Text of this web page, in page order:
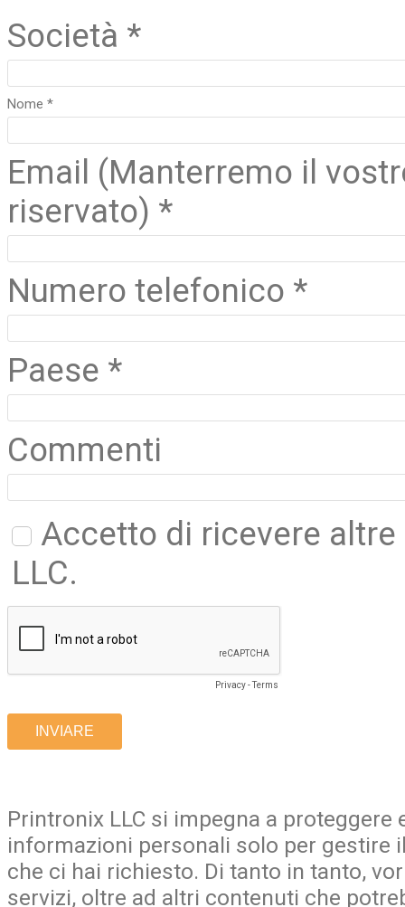
Società *
Nome *
Email (Manterremo il
riservato) *
Numero telefonico *
Paese *
Commenti
Accetto di ricevere
LLC.
Privacy-Terms
Printronix LLC si impegna a
informazioni personali solo per gestire
che ci hai richiesto. Di tanto in tanto,
servizi, oltre ad altri contenuti che